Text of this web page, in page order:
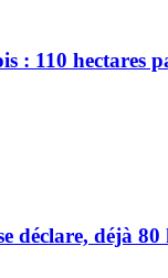
: 110 hectares
déclare, déjà